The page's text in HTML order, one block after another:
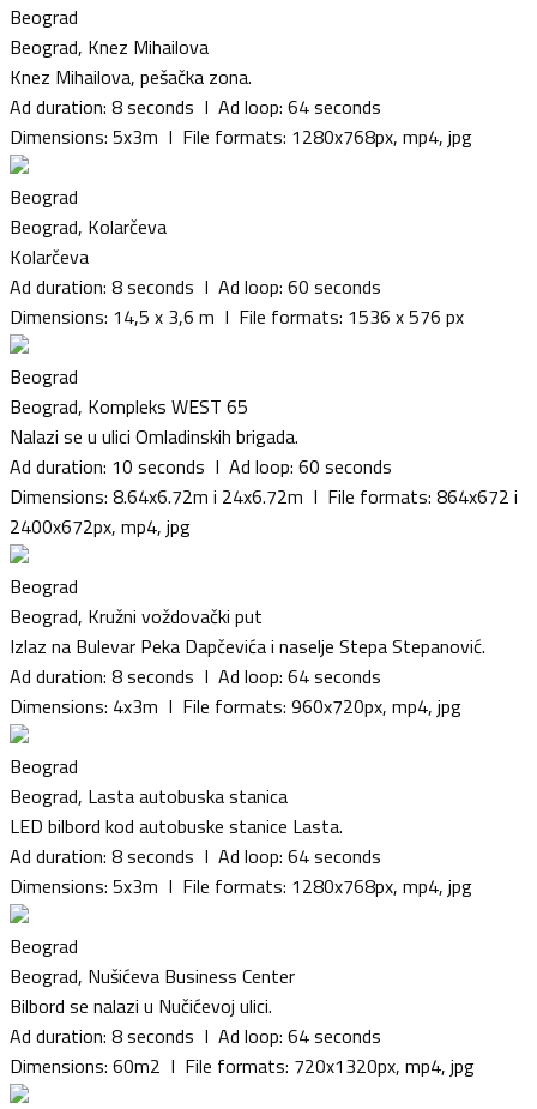
Beograd
Beograd, Knez Mihailova
Knez Mihailova, pešačka zona.
Ad duration: 8 seconds I Ad loop: 64 seconds
Dimensions: 5x3m I File formats: 1280x768px, mp4, jpg
Beograd
Beograd, Kolarčeva
Kolarčeva
Ad duration: 8 seconds I Ad loop: 60 seconds
Dimensions: 14,5 x 3,6 m I File formats: 1536 x 576 px
Beograd
Beograd, Kompleks WEST 65
Nalazi se u ulici Omladinskih brigada.
Ad duration: 10 seconds I Ad loop: 60 seconds
Dimensions: 8.64x6.72m i 24x6.72m I File formats: 864x672 i
2400x672px, mp4, jpg
Beograd
Beograd, Kružni voždovački put
Izlaz na Bulevar Peka Dapčevića i naselje Stepa Stepanović.
Ad duration: 8 seconds I Ad loop: 64 seconds
Dimensions: 4x3m I File formats: 960x720px, mp4, jpg
Beograd
Beograd, Lasta autobuska stanica
LED bilbord kod autobuske stanice Lasta.
Ad duration: 8 seconds I Ad loop: 64 seconds
Dimensions: 5x3m I File formats: 1280x768px, mp4, jpg
Beograd
Beograd, Nušićeva Business Center
Bilbord se nalazi u Nučićevoj ulici.
Ad duration: 8 seconds I Ad loop: 64 seconds
Dimensions: 60m2 I File formats: 720x1320px, mp4, jpg